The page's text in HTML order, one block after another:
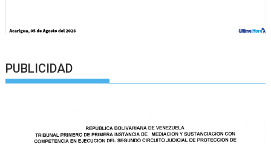
PUBLICIDAD